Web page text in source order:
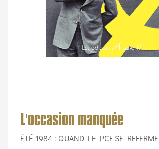
L'occasion manquée
ÉTÉ 1984 : QUAND LE PCF SE REFERME